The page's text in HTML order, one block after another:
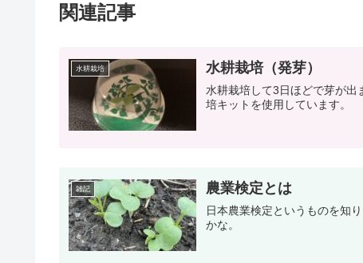
関連記事
水耕栽培 水耕栽培（発芽）
水耕栽培して3日ほどで芽が
培キットを使用しています。
雑記 農業検定とは
日本農業検定というものを知
かな。